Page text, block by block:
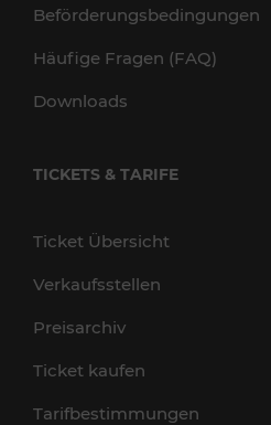
Beförderungsbedingungen
Häufige Fragen (FAQ)
Downloads
TICKETS & TARIFE
Ticket Übersicht
Verkaufsstellen
Preisarchiv
Ticket kaufen
Tarifbestimmungen